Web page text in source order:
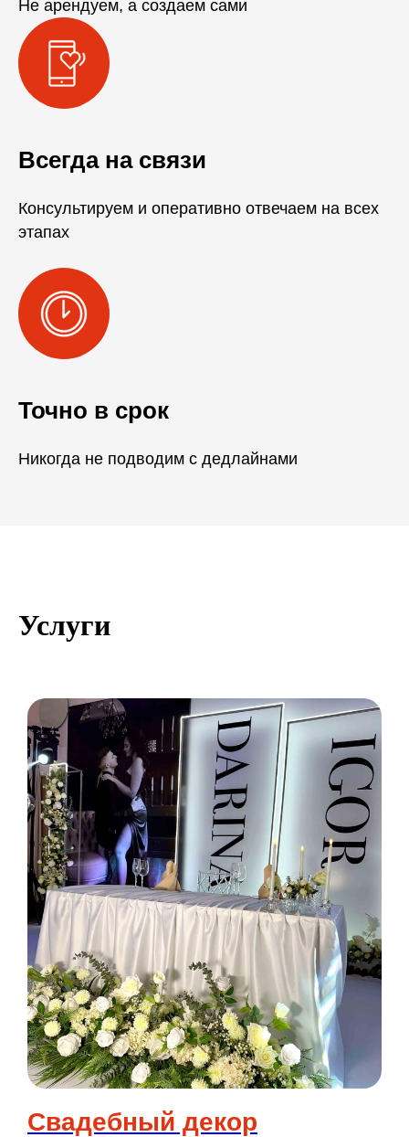
Не арендуем, а создаем сами
Всегда на связи
Консультируем и оперативно отвечаем на всех
этапах
Точно в срок
Никогда не подводим с дедлайнами
Услуги
Свадебный декор